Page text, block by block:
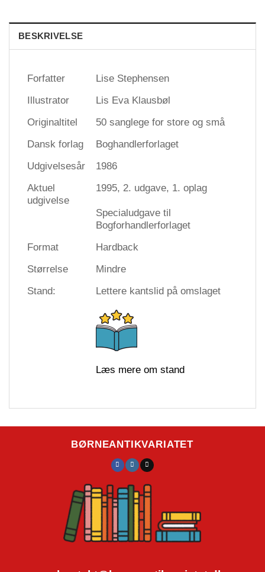
BESKRIVELSE
Forfatter
Lise Stephensen
Illustrator
Lis Eva Klausbøl
Originaltitel
50 sanglege for store og små
Dansk forlag
Boghandlerforlaget
Udgivelsesår
1986
Aktuel
udgivelse
1995, 2. udgave, 1. oplag
Specialudgave til
Bogforhandlerforlaget
Format
Hardback
Størrelse
Mindre
Stand:
Lettere kantslid på omslaget
Læs mere om stand
BØRNEANTIKVARIATET